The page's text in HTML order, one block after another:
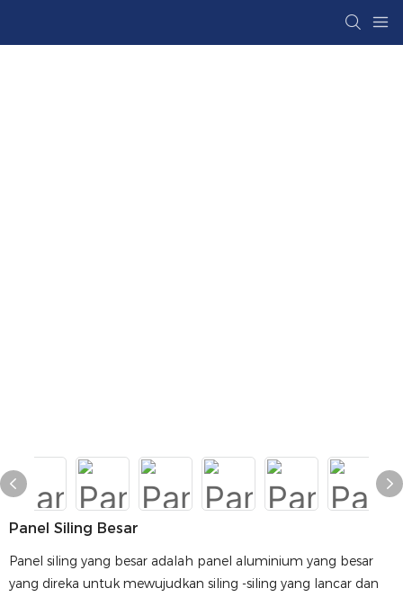
Panel Siling Besar
Panel siling yang besar adalah panel aluminium yang besar
yang direka untuk mewujudkan siling -siling yang lancar dan